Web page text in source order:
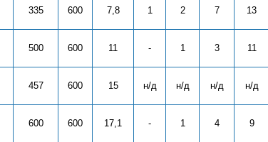
335 600 7,8 1 2 7 13
500 600 11 - 1 3 11
457 600 15 н/д н/д н/д н/д
600 600 17,1 - 1 4 9